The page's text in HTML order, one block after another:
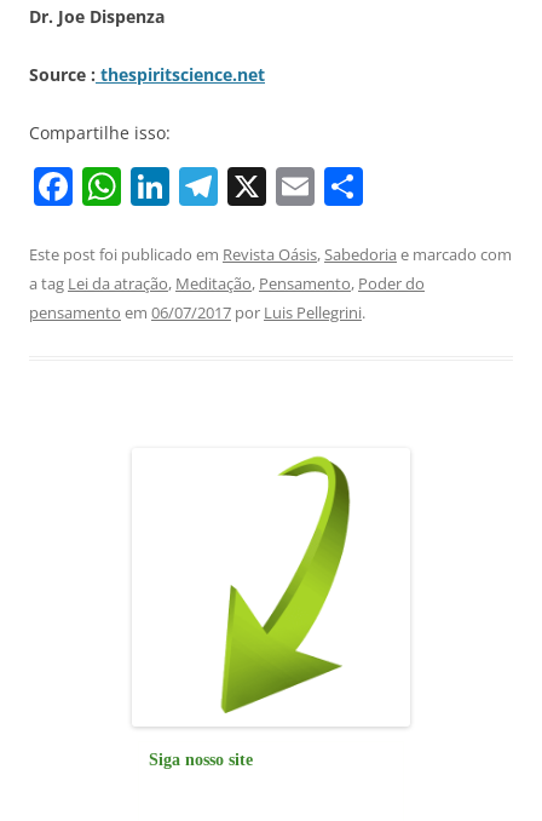
Dr. Joe Dispenza
Source : thespiritscience.net
Compartilhe isso:
F
c
e
W
at
s
Li
k
e
T
e
gr
X E
ai
l
ar
e
Este post foi publicado em Revista Oásis,Sabedoria e marcado com
a tag Lei da atração, Meditação, Pensamento, Poder do
pensamento em 06/07/2017 por Luis Pellegrini.
Siga nosso site